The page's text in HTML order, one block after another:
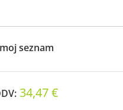
seznam
34,47 €